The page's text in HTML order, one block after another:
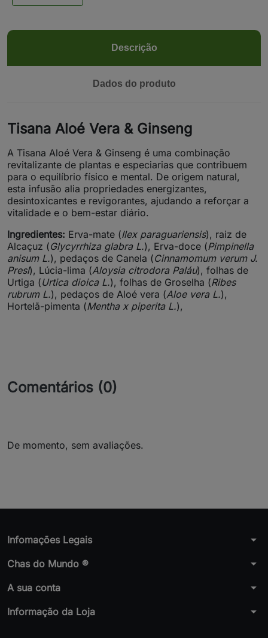
Descrição
Dados do produto
Tisana Aloé Vera & Ginseng
A Tisana Aloé Vera & Ginseng é uma combinação
revitalizante de plantas e especiarias que contribuem
para o equilíbrio físico e mental. De origem natural,
esta infusão alia propriedades energizantes,
desintoxicantes e revigorantes, ajudando a reforçar a
vitalidade e o bem-estar diário.
Ingredientes: Erva-mate (Ilex paraguariensis), raiz de
Alcaçuz (Glycyrrhiza glabra L.), Erva-doce (Pimpinella
anisum L.), pedaços de Canela (Cinnamomum verum J.
Presl), Lúcia-lima (Aloysia citrodora Paláu), folhas de
Urtiga (Urtica dioica L.), folhas de Groselha (Ribes
rubrum L.), pedaços de Aloé vera (Aloe vera L.),
Hortelã-pimenta (Mentha x piperita L.),
Comentários (0)
De momento, sem avaliações.
Infomações Legais arrow_drop_down
Chas do Mundo ® arrow_drop_down
A sua conta arrow_drop_down
Informação da Loja arrow_drop_down